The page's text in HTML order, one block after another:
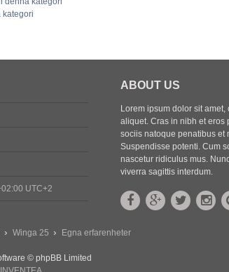
kategori
UTC+2
ABOUT US
Lorem ipsum dolor sit
aliquet. Cras in nibh et eros
sociis natoque penatibus et
Suspendisse potenti. Cum
nascetur ridiculus mus.
viverra sagittis interdum.
Winga 25 Egna erfarenheter
© phpBB Limited